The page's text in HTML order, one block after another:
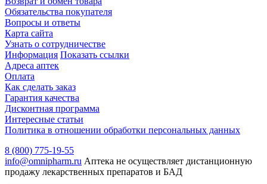
Обязательства покупателя
Вопросы и ответы
Карта сайта
Узнать о сотрудничестве
Информация Показать ссылки
Адреса аптек
Оплата
Как сделать заказ
Гарантия качества
Дисконтная программа
Интересные статьи
Политика в отношении обработки персональных данных
8 (800) 775-19-55
info@omnipharm.ru Аптека не осуществляет дистанционную
продажу лекарственных препаратов и БАД